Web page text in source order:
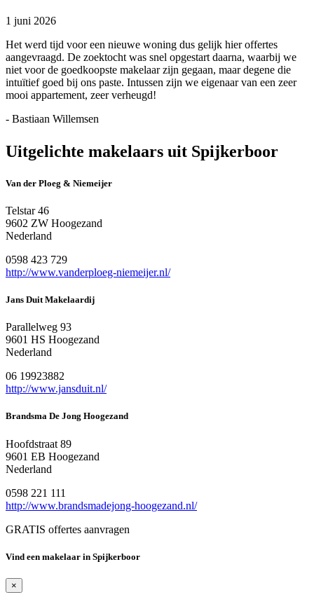
1 juni 2026
Het werd tijd voor een nieuwe woning dus gelijk hier offertes
aangevraagd. De zoektocht was snel opgestart daarna, waarbij we
niet voor de goedkoopste makelaar zijn gegaan, maar degene die
intuïtief goed bij ons paste. Intussen zijn we eigenaar van een zeer
mooi appartement, zeer verheugd!
- Bastiaan Willemsen
Uitgelichte makelaars uit Spijkerboor
Van der Ploeg & Niemeijer
Telstar 46
9602 ZW Hoogezand
Nederland
0598 423 729
http://www.vanderploeg-niemeijer.nl/
Jans Duit Makelaardij
Parallelweg 93
9601 HS Hoogezand
Nederland
06 19923882
http://www.jansduit.nl/
Brandsma De Jong Hoogezand
Hoofdstraat 89
9601 EB Hoogezand
Nederland
0598 221 111
http://www.brandsmadejong-hoogezand.nl/
GRATIS offertes aanvragen
Vind een makelaar in Spijkerboor
×